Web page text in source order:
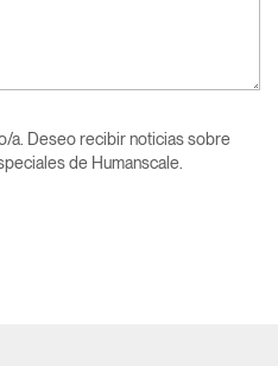
a. Deseo recibir noticias sobre
de Humanscale.